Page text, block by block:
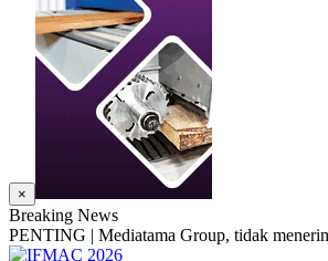
×
Breaking News
PENTING | Mediatama Group, tidak